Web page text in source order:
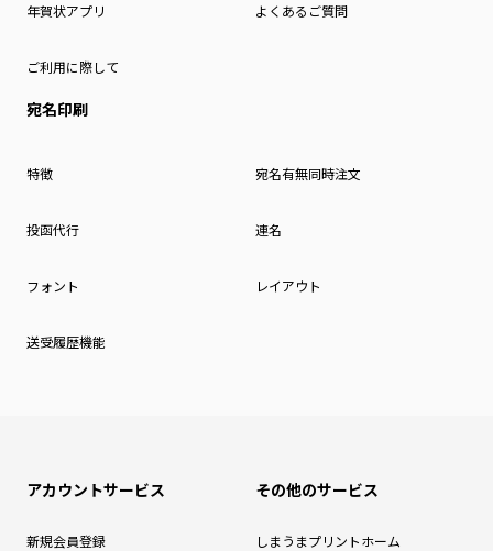
年賀状アプリ よくあるご質問
ご利用に際して
宛名印刷
特徴 宛名有無同時注文
投函代行 連名
フォント レイアウト
送受履歴機能
アカウントサービス
新規会員登録
その他のサービス
しまうまプリントホーム